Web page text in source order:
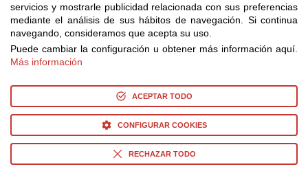
de 25 proveedores
© Copyright 2014-2026 Ociocultura Network SL. - All Rights
Reserved
servicios y mostrarle publicidad relacionada con sus preferencias
mediante el análisis de sus hábitos de navegación. Si continua
navegando, consideramos que acepta su uso.
Puede cambiar la configuración u obtener más información aquí.
Más información
ACEPTAR TODO
CONFIGURAR COOKIES
RECHAZAR TODO